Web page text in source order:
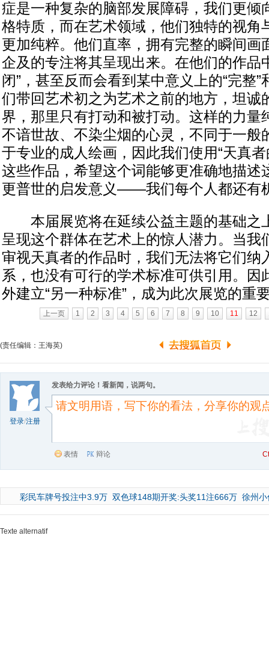
症是一种复杂的脑部发展障碍，我们更倾
格特质，而在艺术领域，他们独特的视角
更加纯粹。他们直率，拥有完整的瞬间画
企及的专注将其呈现出来。在他们的作品
闭”，甚至反而会看到某中意义上的“完整”
们带回艺术初之为艺术之前的地方，坦诚
界，那里只有打动和被打动。这样的力量
不谙世故、不染尘烟的心灵，不同于一般
于专业的成人绘画，因此我们使用“天真
这些作品，希望这个词能够更准确地描述
更普世的启发意义――我们每个人都还有
本届展览将在延续公益主题的基础之
呈现这个群体在艺术上的惊人潜力。当我
审视天真者的作品时，我们无法将它们纳
系，也没有可行的学术标准可供引用。因
外建立“另一种标准”，成为此次展览的重
上一页 1 2 3 4 5 6 7 8 9 10 11 12
(责任编辑：王海英)
登录/注册
发表给力评论！看新闻，说两句。
表情 辩论
彩民车牌号投注中3.9万 双色球148期开奖:头奖11注666万 徐州
Texte alternatif